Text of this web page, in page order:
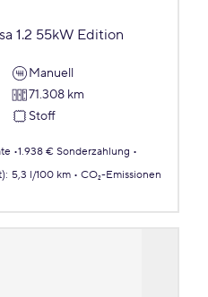
1.2 55kW Edition
Manuell
71.308 km
Stoff
1.938 € Sonderzahlung
: 5,3 l/100 km
CO₂-Emissionen